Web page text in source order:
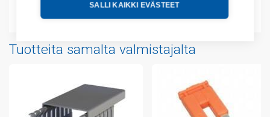
SALLI KAIKKI EVÄSTEET
Tuotteita samalta valmistajalta